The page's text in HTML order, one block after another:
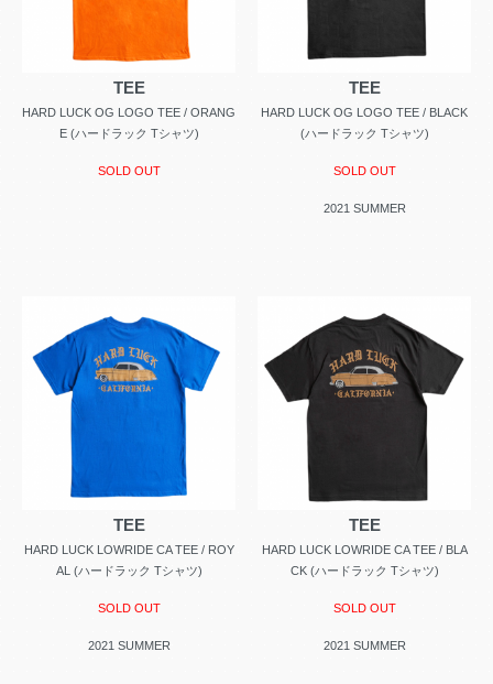
TEE
HARD LUCK OG LOGO TEE / ORANG
E (ハードラック Tシャツ)
SOLD OUT
TEE
HARD LUCK OG LOGO TEE / BLACK
(ハードラック Tシャツ)
SOLD OUT
2021 SUMMER
TEE
HARD LUCK LOWRIDE CA TEE / ROY
AL (ハードラック Tシャツ)
SOLD OUT
2021 SUMMER
TEE
HARD LUCK LOWRIDE CA TEE / BLA
CK (ハードラック Tシャツ)
SOLD OUT
2021 SUMMER